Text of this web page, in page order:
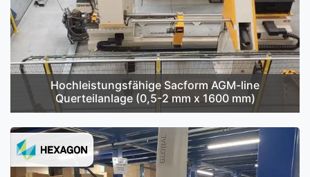
Hochleistungsfähige Sacform AGM-line
Querteilanlage (0,5-2 mm x 1600 mm)